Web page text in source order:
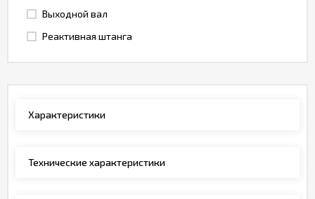
Выходной вал
Реактивная штанга
Характеристики
Технические характеристики